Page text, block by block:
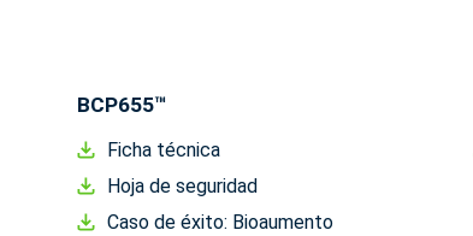
BCP655™
Ficha técnica
Hoja de seguridad
Caso de éxito: Bioaumento